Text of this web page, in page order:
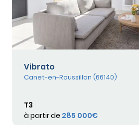
Vibrato
Canet-en-Roussillon (66140)
T3
à partir de 285 000€